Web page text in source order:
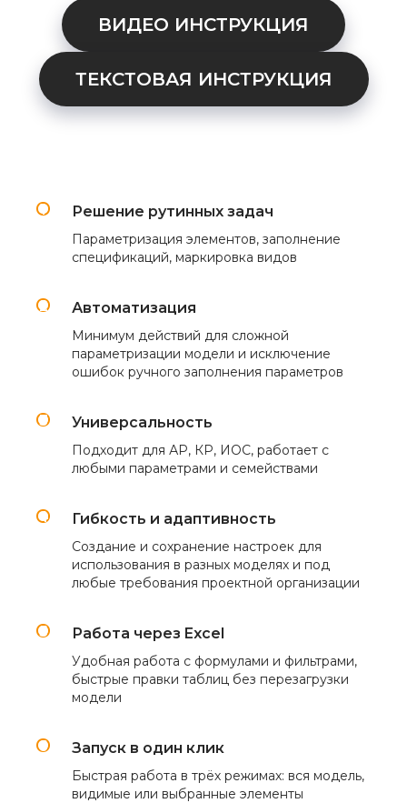
ВИДЕО ИНСТРУКЦИЯ
ТЕКСТОВАЯ ИНСТРУКЦИЯ
Решение рутинных задач
Параметризация элементов, заполнение
спецификаций, маркировка видов
Автоматизация
Минимум действий для сложной
параметризации модели и исключение
ошибок ручного заполнения параметров
Универсальность
Подходит для АР, КР, ИОС, работает с
любыми параметрами и семействами
Гибкость и адаптивность
Создание и сохранение настроек для
использования в разных моделях и под
любые требования проектной организации
Работа через Excel
Удобная работа с формулами и фильтрами,
быстрые правки таблиц без перезагрузки
модели
Запуск в один клик
Быстрая работа в трёх режимах: вся модель,
видимые или выбранные элементы